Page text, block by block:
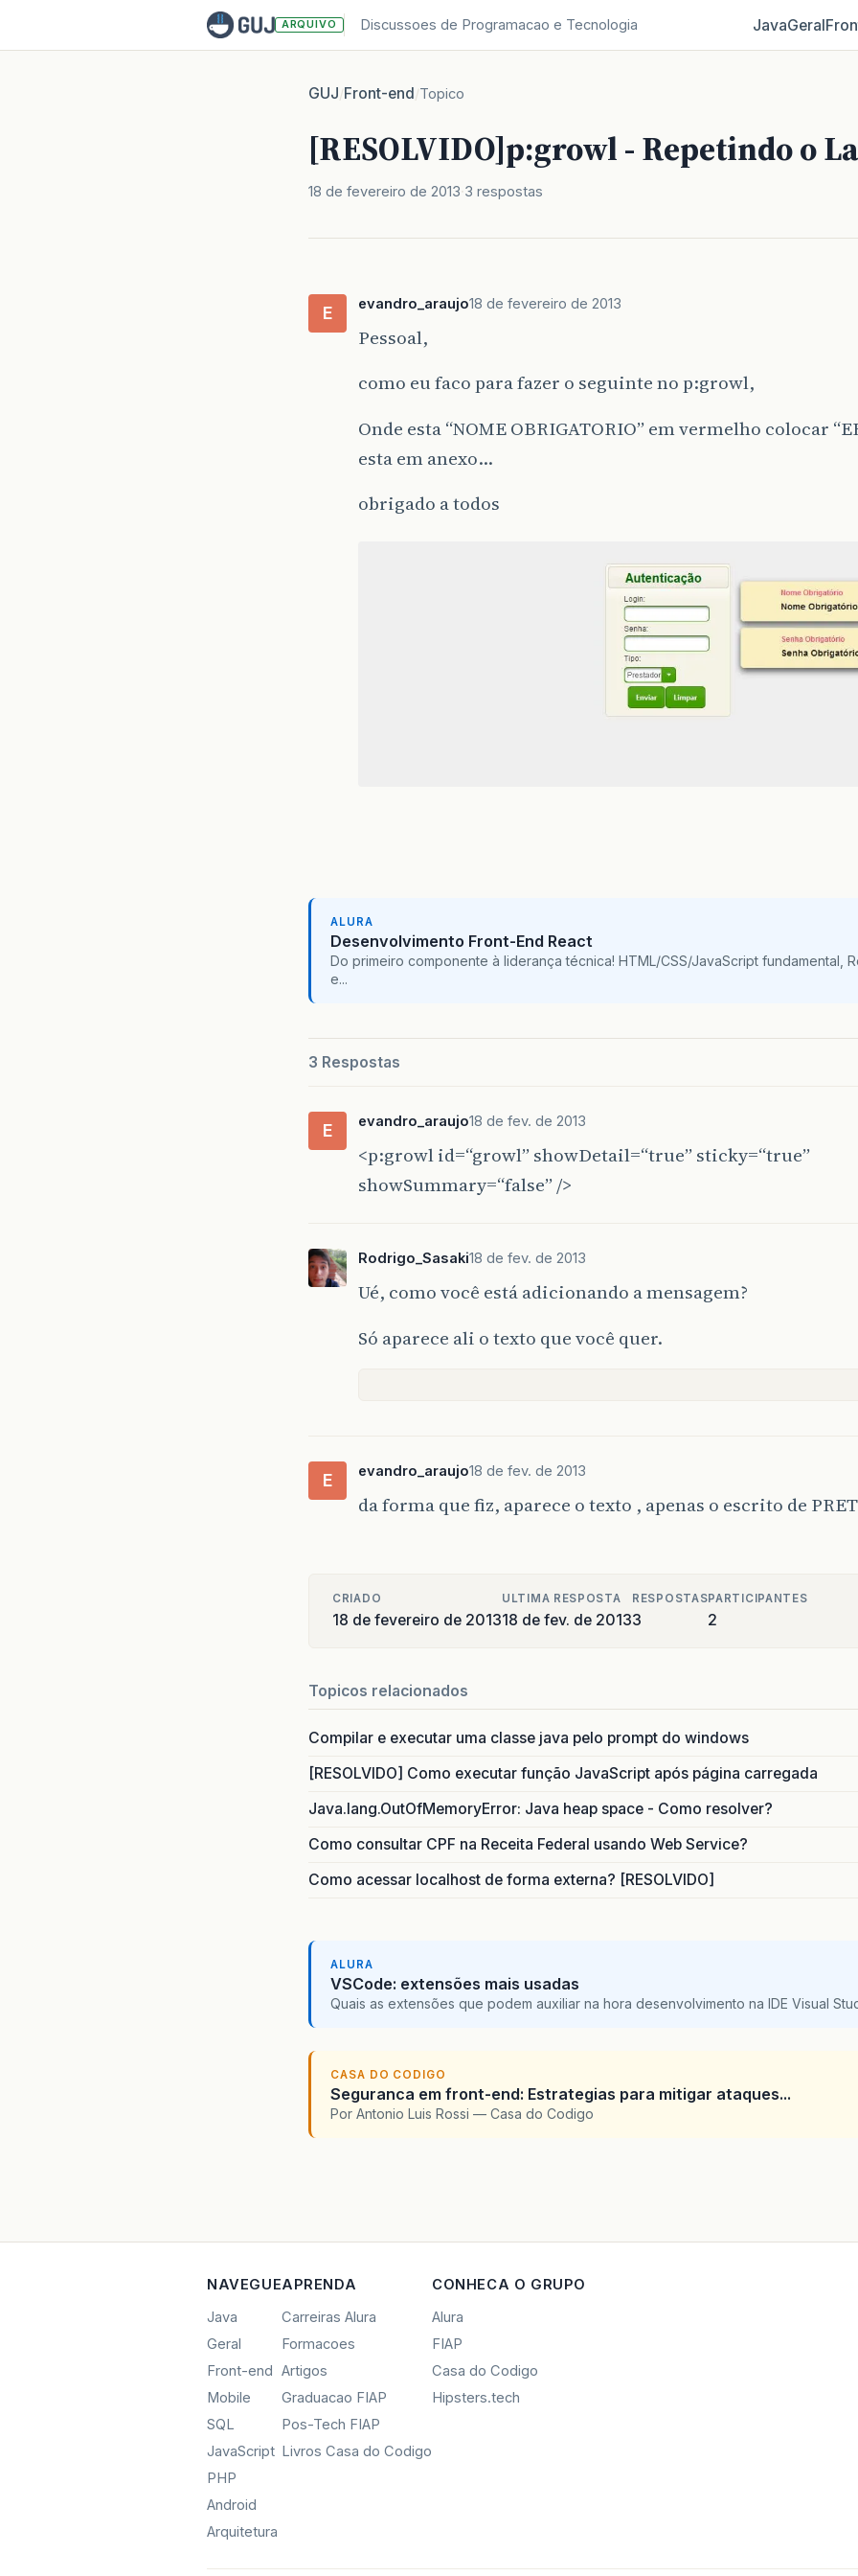
ARQUIVO Discussoes de Programacao e Tecnologia JavaGeral
GUJ/Front-end/Topico
[RESOLVIDO]p:growl - Repetindo o
18 de fevereiro de 2013 3 respostas
E evandro_araujo18 de fevereiro de 2013
Pessoal,
como eu faco para fazer o seguinte no p:growl,
Onde esta “NOME OBRIGATORIO” em vermelho colocar
esta em anexo…
obrigado a todos
ALURA
Desenvolvimento Front-End React
Do primeiro componente à liderança técnica! HTML/CSS/JavaScript fundamental,
e...
3 Respostas
E evandro_araujo18 de fev. de 2013
<p:growl id=“growl” showDetail=“true” sticky=“true”
showSummary=“false” />
Rodrigo_Sasaki18 de fev. de 2013
Ué, como você está adicionando a mensagem?
Só aparece ali o texto que você quer.
E evandro_araujo18 de fev. de 2013
da forma que fiz, aparece o texto , apenas o escrito de
CRIADO
18 de fevereiro de 2013
ULTIMA RESPOSTA
18 de fev. de 2013
RESPOSTAS
3
PARTICIPANTES
2
Topicos relacionados
Compilar e executar uma classe java pelo prompt do windows
[RESOLVIDO] Como executar função JavaScript após página carregada
Java.lang.OutOfMemoryError: Java heap space - Como resolver?
Como consultar CPF na Receita Federal usando Web Service?
Como acessar localhost de forma externa? [RESOLVIDO]
ALURA
VSCode: extensões mais usadas
Quais as extensões que podem auxiliar na hora desenvolvimento na IDE Visual
CASA DO CODIGO
Seguranca em front-end: Estrategias para mitigar ataques...
Por Antonio Luis Rossi — Casa do Codigo
NAVEGUE
Java
Geral
Front-end
Mobile
SQL
JavaScript
PHP
Android
Arquitetura
APRENDA
Carreiras Alura
Formacoes
Artigos
Graduacao FIAP
Pos-Tech FIAP
Livros Casa do Codigo
CONHECA O GRUPO
Alura
FIAP
Casa do Codigo
Hipsters.tech